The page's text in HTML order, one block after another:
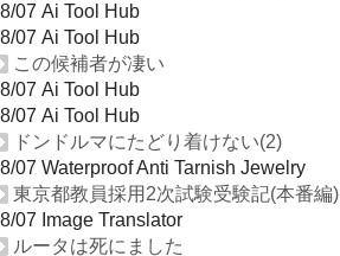
07 Ai Tool Hub
07 Ai Tool Hub
この候補者が凄い
07 Ai Tool Hub
07 Ai Tool Hub
ドンドルマにたどり着けない(2)
07 Waterproof Anti Tarnish Jewelry
東京都教員採用2次試験受験記(本番編)
07 Image Translator
ルータは死にました